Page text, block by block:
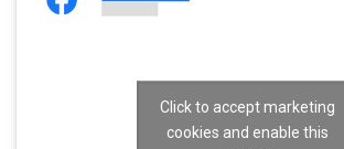
Click to accept marketing
cookies and enable this